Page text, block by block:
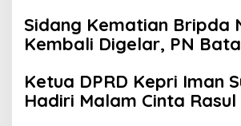
Sidang Kematian Bripda
Kembali Digelar, PN
Ketua DPRD Kepri Iman
Hadiri Malam Cinta Rasul